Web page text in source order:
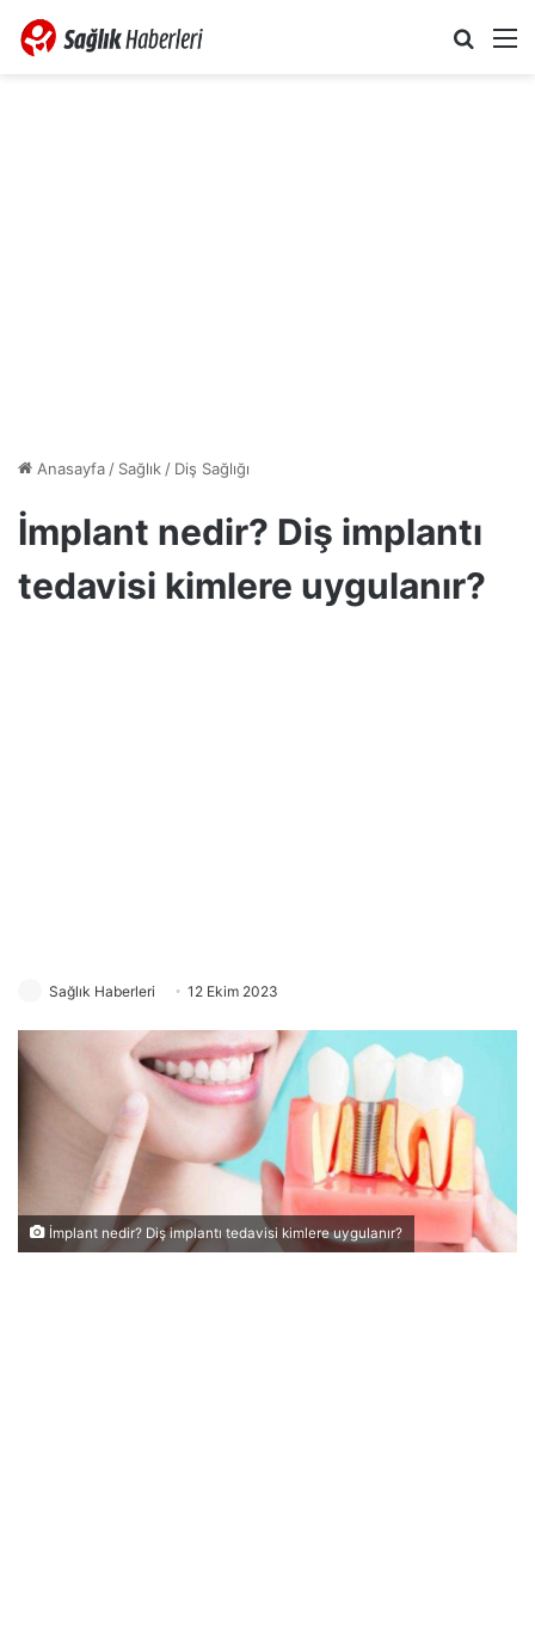
Anasayfa/ Sağlık/ Diş Sağlığı
İmplant nedir? Diş implantı
tedavisi kimlere uygulanır?
Sağlık Haberleri 12 Ekim 2023
İmplant nedir? Diş implantı tedavisi kimlere uygulanır?